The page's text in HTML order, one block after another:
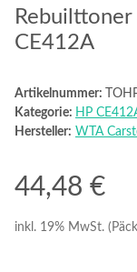
CE412A
Artikelnummer:
Kategorie: HP
Hersteller: WTA
44,48 €
inkl. 19% MwSt.